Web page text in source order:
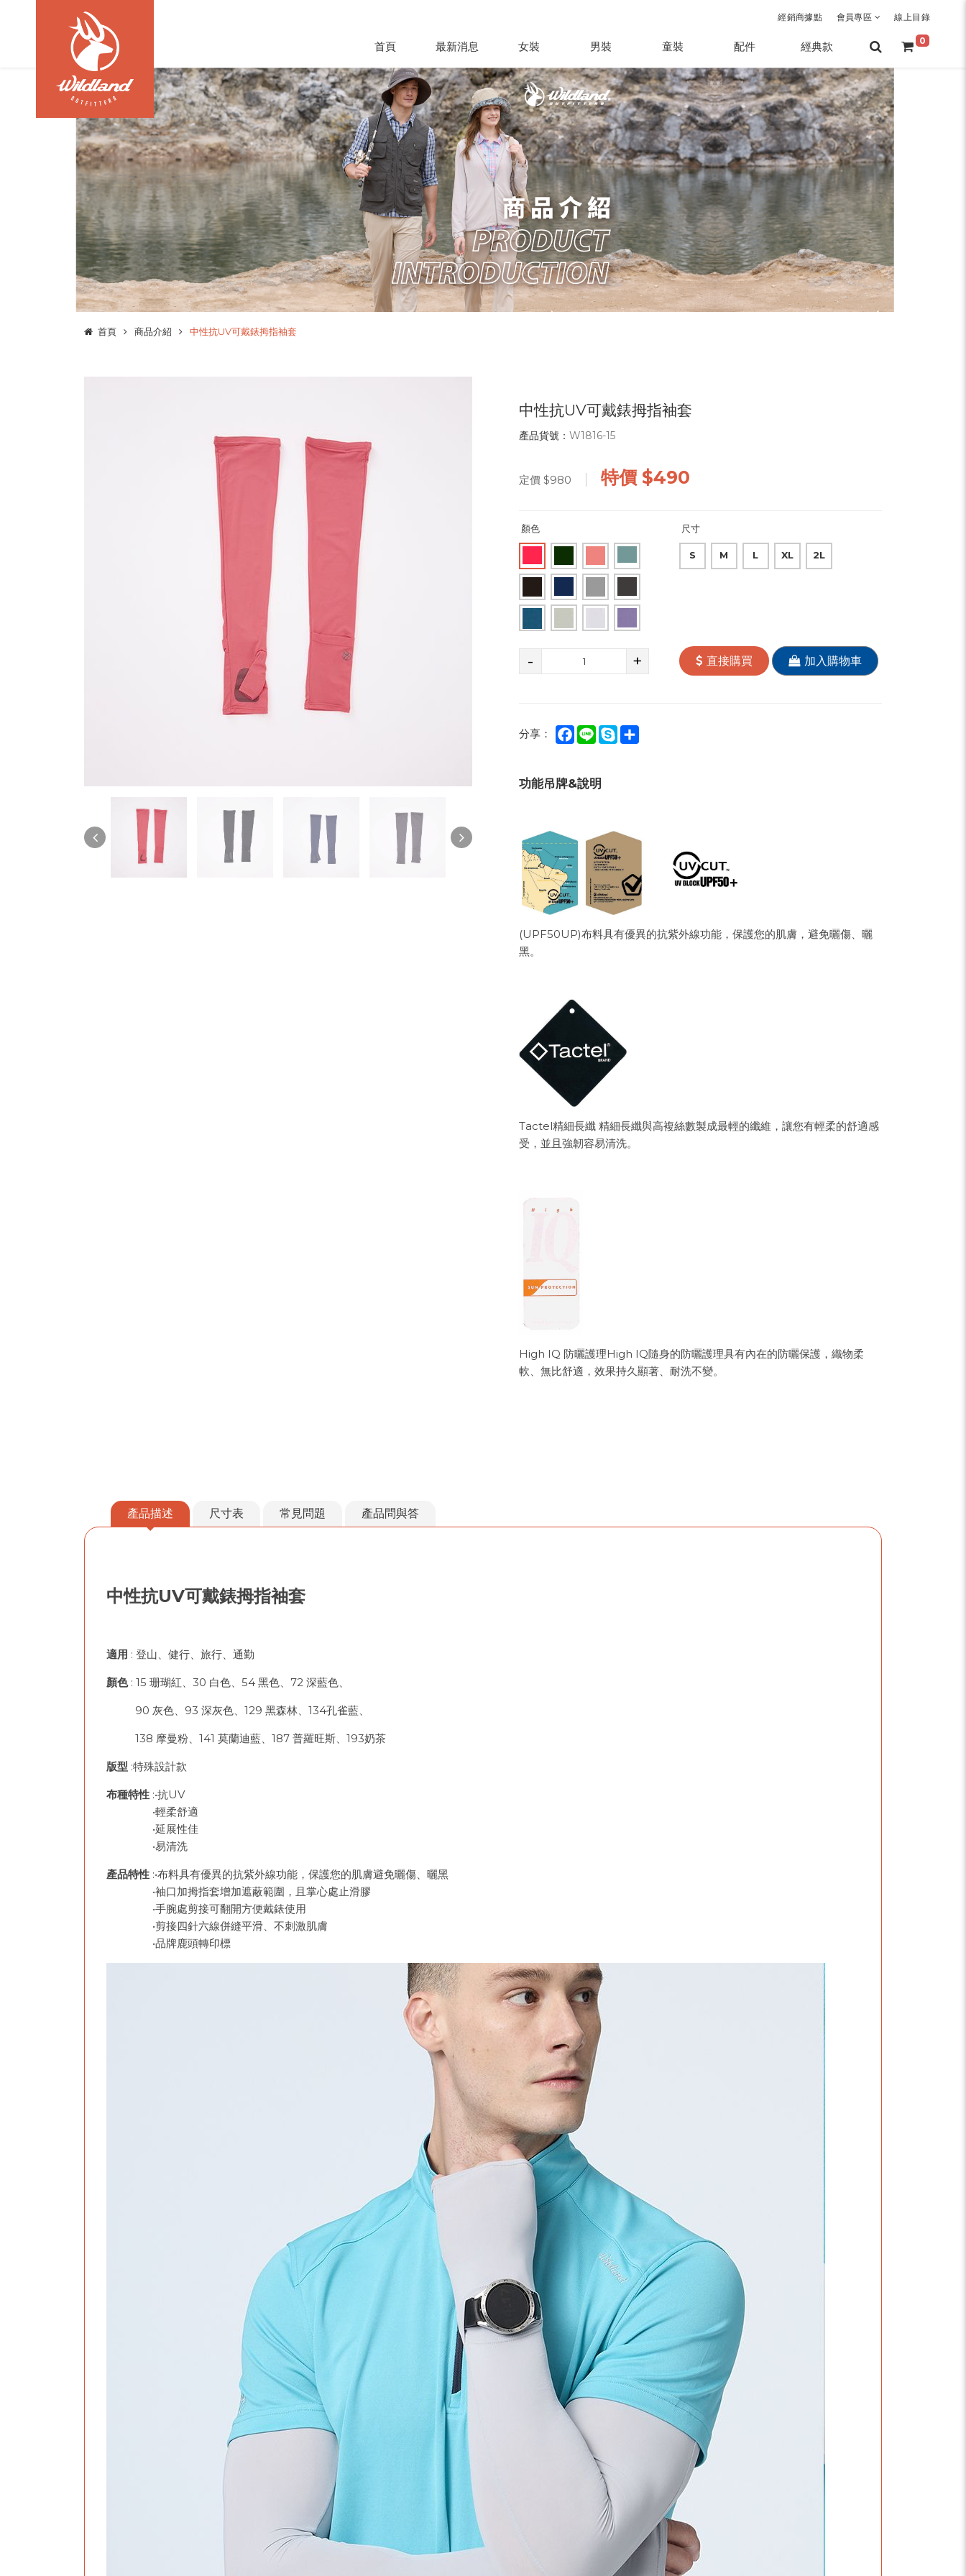
經銷商據點 會員專區 線上目錄
0
首頁 最新消息 女裝 男裝 童裝 配件 經典款
首頁 商品介紹 中性抗UV可戴錶拇指袖套
中性抗UV可戴錶拇指袖套
產品貨號： W1816-15
定價 $980 特價 $490
顏色 尺寸
S M L XL 2L
- + 直接購買 加入購物車
分享： Facebook
Line Skype
功能吊牌&說明
(UPF50UP)布料具有優異的抗紫外線功能，保護您的肌膚，避免曬傷、曬
黑。
Tactel精細長纖 精細長纖與高複絲數製成最輕的纖維，讓您有輕柔的舒適感
受，並且強韌容易清洗。
High IQ 防曬護理High IQ隨身的防曬護理具有內在的防曬保護，織物柔
軟、無比舒適，效果持久顯著、耐洗不變。
產品描述 尺寸表 常見問題 產品問與答
中性抗UV可戴錶拇指袖套
適用 : 登山、健行、旅行、通勤
顏色: 15 珊瑚紅、30 白色、54 黑色、72 深藍色、
90 灰色、93 深灰色、129 黑森林、134孔雀藍、
138 摩曼粉、141 莫蘭迪藍、187 普羅旺斯、193奶茶
版型 :特殊設計款
布種特性 :•抗UV
•輕柔舒適
•延展性佳
•易清洗
產品特性 :•布料具有優異的抗紫外線功能，保護您的肌膚避免曬傷、曬黑
•袖口加拇指套增加遮蔽範圍，且掌心處止滑膠
•手腕處剪接可翻開方便戴錶使用
•剪接四針六線併縫平滑、不刺激肌膚
•品牌鹿頭轉印標